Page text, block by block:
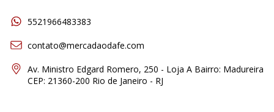
5521966483383
contato@mercadaodafe.com
Av. Ministro Edgard Romero, 250 - Loja A Bairro: Madureira
CEP: 21360-200 Rio de Janeiro - RJ